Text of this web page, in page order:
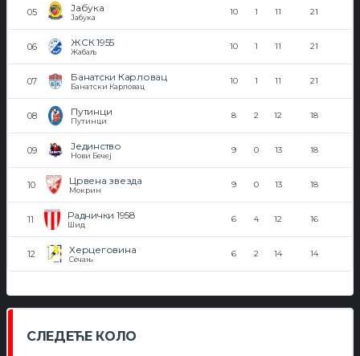
Јабука
Јабука
10 1 11 21
ЖСК 1955
Жабаљ
10 1 11 21
Банатски Карловац
Банатски Карловац
10 1 11 21
Путинци
Путинци
8 2 12 18
Јединство
Нови Бечеј
9 0 13 18
Црвена звезда
Мокрин
9 0 13 18
Раднички 1958
Шид
6 4 12 16
Херцеговина
Сечањ
6 2 14 14
СЛЕДЕЋЕ КОЛО